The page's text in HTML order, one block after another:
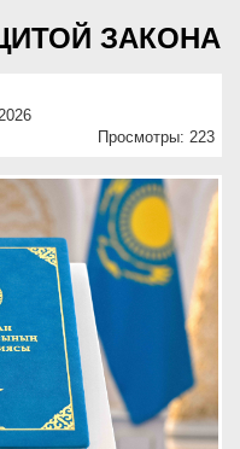
ЗАКОНА
Просмотры: 223